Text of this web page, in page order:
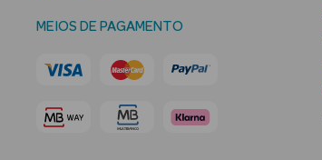
MEIOS DE PAGAMENTO